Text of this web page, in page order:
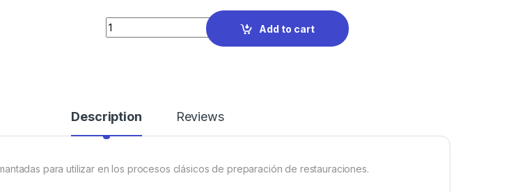
Quantity
Add to cart
Description Reviews
para utilizar en los procesos clásicos de preparación de restauraciones.